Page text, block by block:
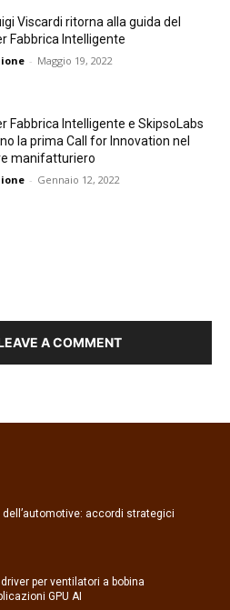
Viscardi ritorna alla guida del
Fabbrica Intelligente
- Maggio 19, 2022
Fabbrica Intelligente e SkipsoLabs
la prima Call for Innovation nel
manifatturiero
- Gennaio 12, 2022
A COMMENT
accordi strategici
per ventilatori a bobina
GPU AI